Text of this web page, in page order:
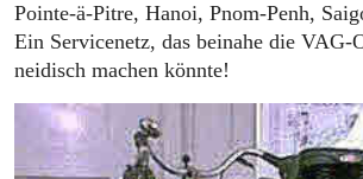
Pointe-ä-Pitre, Hanoi, Pnom-Penh,
Ein Servicenetz, das beinahe die VAG-
neidisch machen könnte!